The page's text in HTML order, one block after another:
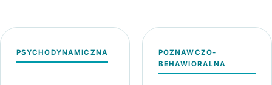
PSYCHODYNAMICZNA
POZNAWCZO-
BEHAWIORALNA